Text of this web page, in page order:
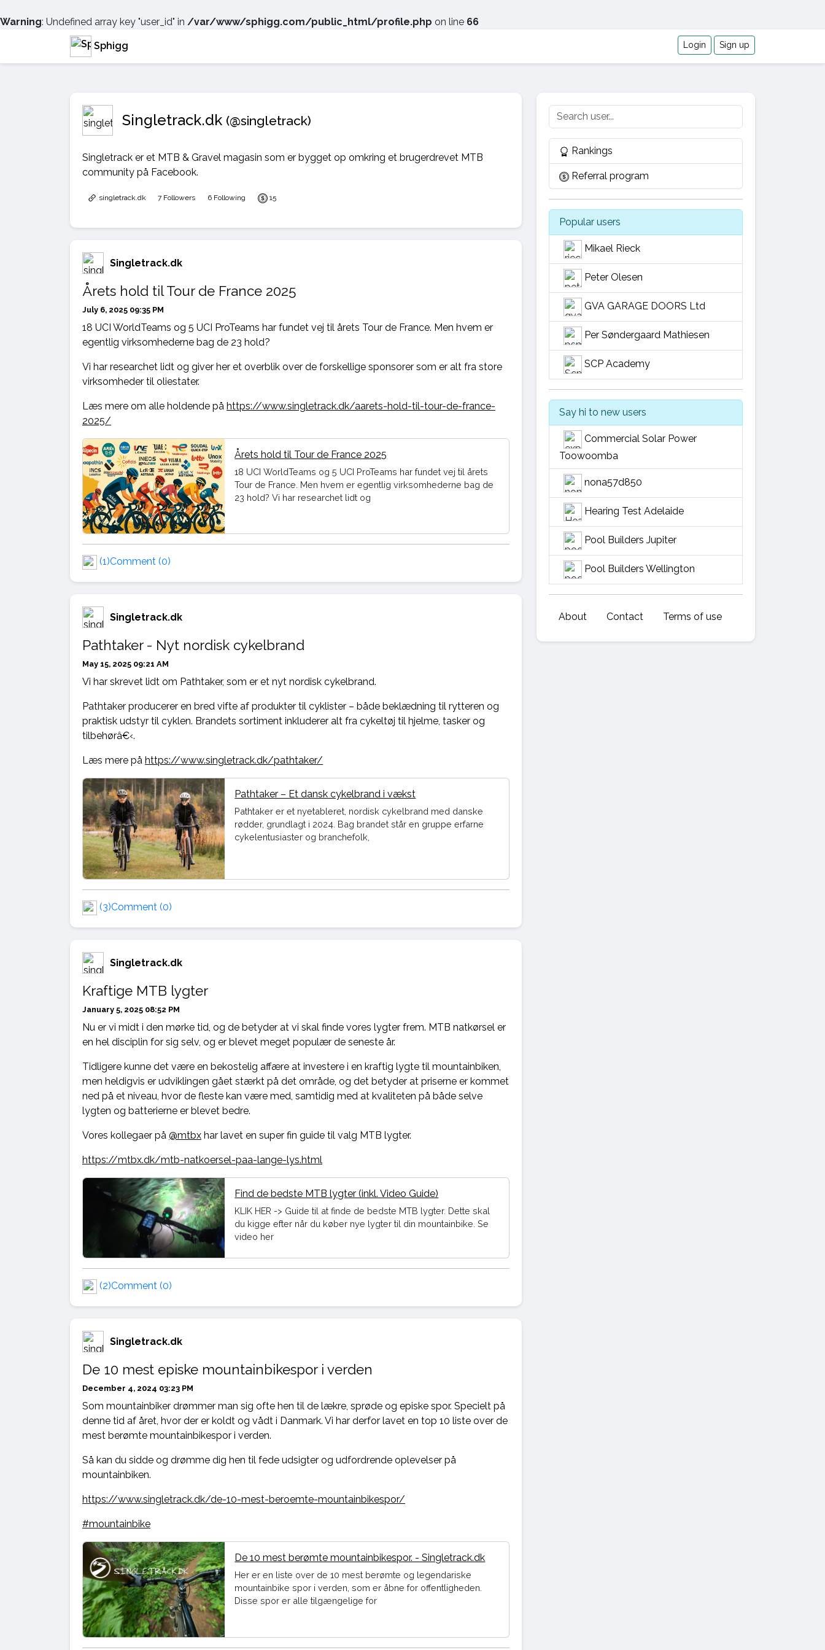
Warning: Undefined array key "user_id" in /var/www/sphigg.com/public_html/profile.php on line 66
Sphigg Login Sign up
Singletrack.dk (@singletrack)
Singletrack er et MTB & Gravel magasin som er bygget op omkring et brugerdrevet MTB
community på Facebook.
singletrack.dk 7 Followers 6 Following 15
Singletrack.dk
Årets hold til Tour de France 2025
July 6, 2025 09:35 PM
18 UCI WorldTeams og 5 UCI ProTeams har fundet vej til årets Tour de France. Men hvem er
egentlig virksomhederne bag de 23 hold?
Vi har researchet lidt og giver her et overblik over de forskellige sponsorer som er alt fra store
virksomheder til oliestater.
Læs mere om alle holdende på https://www.singletrack.dk/aarets-hold-til-tour-de-france-
2025/
Årets hold til Tour de France 2025
18 UCI WorldTeams og 5 UCI ProTeams har fundet vej til årets
Tour de France. Men hvem er egentlig virksomhederne bag de
23 hold? Vi har researchet lidt og
(1)Comment (0)
Singletrack.dk
Pathtaker - Nyt nordisk cykelbrand
May 15, 2025 09:21 AM
Vi har skrevet lidt om Pathtaker, som er et nyt nordisk cykelbrand.
Pathtaker producerer en bred vifte af produkter til cyklister – både beklædning til rytteren og
praktisk udstyr til cyklen. Brandets sortiment inkluderer alt fra cykeltøj til hjelme, tasker og
tilbehørâ€‹.
Læs mere på https://www.singletrack.dk/pathtaker/
Pathtaker – Et dansk cykelbrand i vækst
Pathtaker er et nyetableret, nordisk cykelbrand med danske
rødder, grundlagt i 2024​. Bag brandet står en gruppe erfarne
cykelentusiaster og branchefolk,
(3)Comment (0)
Singletrack.dk
Kraftige MTB lygter
January 5, 2025 08:52 PM
Nu er vi midt i den mørke tid, og de betyder at vi skal finde vores lygter frem. MTB natkørsel er
en hel disciplin for sig selv, og er blevet meget populær de seneste år.
Tidligere kunne det være en bekostelig affære at investere i en kraftig lygte til mountainbiken,
men heldigvis er udviklingen gået stærkt på det område, og det betyder at priserne er kommet
ned på et niveau, hvor de fleste kan være med, samtidig med at kvaliteten på både selve
lygten og batterierne er blevet bedre.
Vores kollegaer på @mtbx har lavet en super fin guide til valg MTB lygter.
https://mtbx.dk/mtb-natkoersel-paa-lange-lys.html
Find de bedste MTB lygter (inkl. Video Guide)
KLIK HER -> Guide til at finde de bedste MTB lygter. Dette skal
du kigge efter når du køber nye lygter til din mountainbike. Se
video her
(2)Comment (0)
Singletrack.dk
De 10 mest episke mountainbikespor i verden
December 4, 2024 03:23 PM
Som mountainbiker drømmer man sig ofte hen til de lækre, sprøde og episke spor. Specielt på
denne tid af året, hvor der er koldt og vådt i Danmark. Vi har derfor lavet en top 10 liste over de
mest berømte mountainbikespor i verden.
Så kan du sidde og drømme dig hen til fede udsigter og udfordrende oplevelser på
mountainbiken.
https://www.singletrack.dk/de-10-mest-beroemte-mountainbikespor/
#mountainbike
De 10 mest berømte mountainbikespor. - Singletrack.dk
Her er en liste over de 10 mest berømte og legendariske
mountainbike spor i verden, som er åbne for offentligheden.
Disse spor er alle tilgængelige for
Rankings
Referral program
Popular users
Mikael Rieck
Peter Olesen
GVA GARAGE DOORS Ltd
Per Søndergaard Mathiesen
SCP Academy
Say hi to new users
Commercial Solar Power
Toowoomba
nona57d850
Hearing Test Adelaide
Pool Builders Jupiter
Pool Builders Wellington
About Contact Terms of use